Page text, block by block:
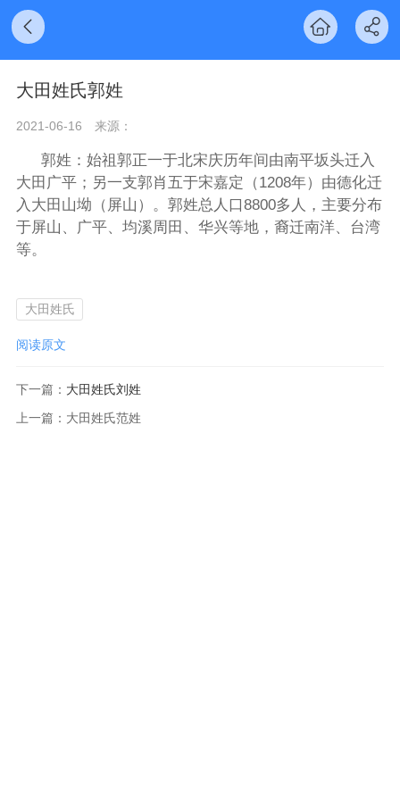
大田姓氏郭姓
2021-06-16 来源：
郭姓：始祖郭正一于北宋庆历年间由南平坂头迁入
大田广平；另一支郭肖五于宋嘉定（1208年）由德化迁
入大田山坳（屏山）。郭姓总人口8800多人，主要分布
于屏山、广平、均溪周田、华兴等地，裔迁南洋、台湾
等。
大田姓氏
阅读原文
下一篇： 大田姓氏刘姓
上一篇： 大田姓氏范姓